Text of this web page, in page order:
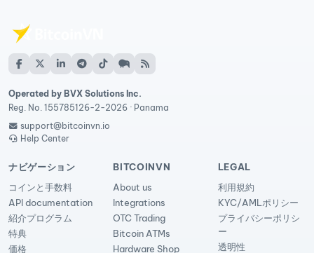
Operated by BVX Solutions Inc.
Reg. No. 155785126-2-2026 · Panama
support@bitcoinvn.io
Help Center
ナビゲーション
コインと手数料
API documentation
紹介プログラム
特典
価格
BITCOINVN
About us
Integrations
OTC Trading
Bitcoin ATMs
Hardware Shop
LEGAL
利用規約
KYC/AMLポリシー
プライバシーポリシ
ー
透明性